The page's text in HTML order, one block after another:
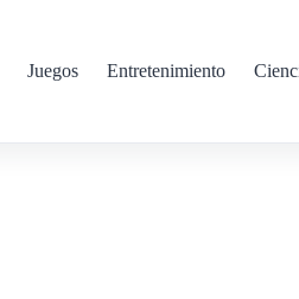
Juegos Entretenimiento